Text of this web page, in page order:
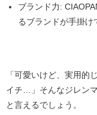
ブランド力:
るブランドが手掛け
「可愛いけど、実用
イチ…」そんなジレン
と言えるでしょう。